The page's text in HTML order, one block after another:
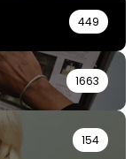
449
1663
154